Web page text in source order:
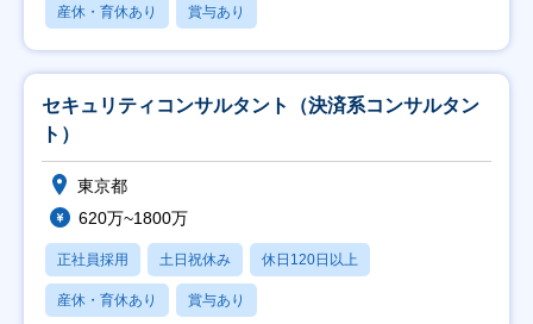
産休・育休あり 賞与あり
セキュリティコンサルタント（決済系コンサルタン
ト）
東京都
620万~1800万
正社員採用 土日祝休み 休日120日以上
産休・育休あり 賞与あり